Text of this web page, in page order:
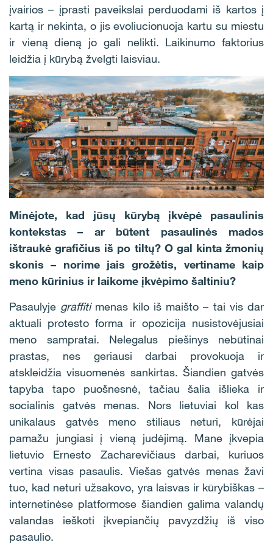
įvairios – įprasti paveikslai perduodami iš kartos į
kartą ir nekinta, o jis evoliucionuoja kartu su miestu
ir vieną dieną jo gali nelikti. Laikinumo faktorius
leidžia į kūrybą žvelgti laisviau.
Minėjote, kad jūsų kūrybą įkvėpė pasaulinis
kontekstas – ar būtent pasaulinės mados
ištraukė grafičius iš po tiltų? O gal kinta žmonių
skonis – norime jais grožėtis, vertiname kaip
meno kūrinius ir laikome įkvėpimo šaltiniu?
Pasaulyje graffitimenas kilo iš maišto – tai vis dar
aktuali protesto forma ir opozicija nusistovėjusiai
meno sampratai. Nelegalus piešinys nebūtinai
prastas, nes geriausi darbai provokuoja ir
atskleidžia visuomenės sankirtas. Šiandien gatvės
tapyba tapo puošnesnė, tačiau šalia išlieka ir
socialinis gatvės menas. Nors lietuviai kol kas
unikalaus gatvės meno stiliaus neturi, kūrėjai
pamažu jungiasi į vieną judėjimą. Mane įkvepia
lietuvio Ernesto Zacharevičiaus darbai, kuriuos
vertina visas pasaulis. Viešas gatvės menas žavi
tuo, kad neturi užsakovo, yra laisvas ir kūrybiškas –
internetinėse platformose šiandien galima valandų
valandas ieškoti įkvepiančių pavyzdžių iš viso
pasaulio.